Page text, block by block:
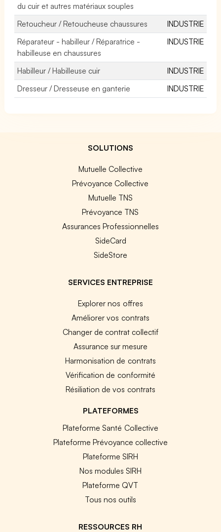
du cuir et autres matériaux souples
Retoucheur / Retoucheuse chaussures
INDUSTRIE
Réparateur - habilleur / Réparatrice -
habilleuse en chaussures
INDUSTRIE
Habilleur / Habilleuse cuir
INDUSTRIE
Dresseur / Dresseuse en ganterie
INDUSTRIE
SOLUTIONS
Mutuelle Collective
Prévoyance Collective
Mutuelle TNS
Prévoyance TNS
Assurances Professionnelles
SideCard
SideStore
SERVICES ENTREPRISE
Explorer nos offres
Améliorer vos contrats
Changer de contrat collectif
Assurance sur mesure
Harmonisation de contrats
Vérification de conformité
Résiliation de vos contrats
PLATEFORMES
Plateforme Santé Collective
Plateforme Prévoyance collective
Plateforme SIRH
Nos modules SIRH
Plateforme QVT
Tous nos outils
RESSOURCES RH